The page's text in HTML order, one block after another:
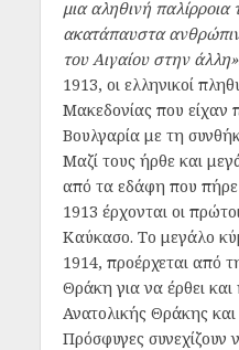
μια αληθινή
ακατάπαυστα
του Αιγαίου στην
1913, οι ελληνικοί
Μακεδονίας που είχαν
Βουλγαρία με τη
Μαζί τους ήρθε και
από τα εδάφη που πήρε
1913 έρχονται οι
Καύκασο. Το μεγάλο
1914, προέρχεται από
Θράκη για να έρθει
Ανατολικής Θράκης
Πρόσφυγες συνεχίζουν